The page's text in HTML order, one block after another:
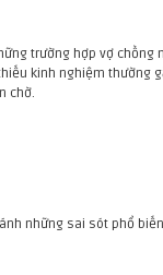
trường hợp vợ
kinh nghiệm thường
chờ.
những sai sót phổ